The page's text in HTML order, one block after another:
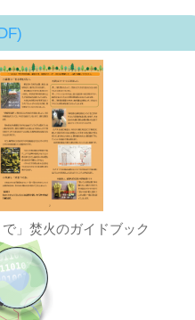
」焚火のガイドブック